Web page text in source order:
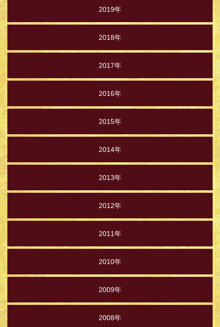
2019年
2018年
2017年
2016年
2015年
2014年
2013年
2012年
2011年
2010年
2009年
2008年